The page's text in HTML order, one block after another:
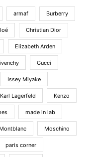
armaf Burberry
Christian Dior
Elizabeth Arden
Gucci
Issey Miyake
Karl Lagerfeld Kenzo
made in lab
Montblanc Moschino
paris corner